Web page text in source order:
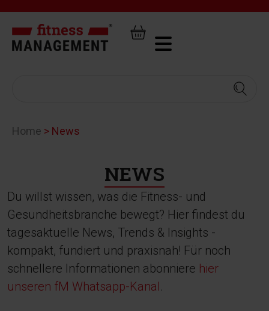
Home > News
NEWS
Du willst wissen, was die Fitness- und
Gesundheitsbranche bewegt? Hier findest du
tagesaktuelle News, Trends & Insights -
kompakt, fundiert und praxisnah! Für noch
schnellere Informationen abonniere hier
unseren fM Whatsapp-Kanal.